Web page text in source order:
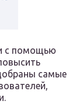
с помощью
самые